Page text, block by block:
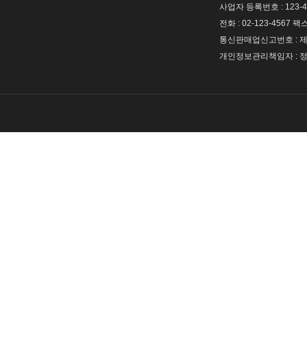
사업자 등록번호 : 123-
전화 : 02-123-4567 팩
통신판매업신고번호 :
개인정보관리책임자 :